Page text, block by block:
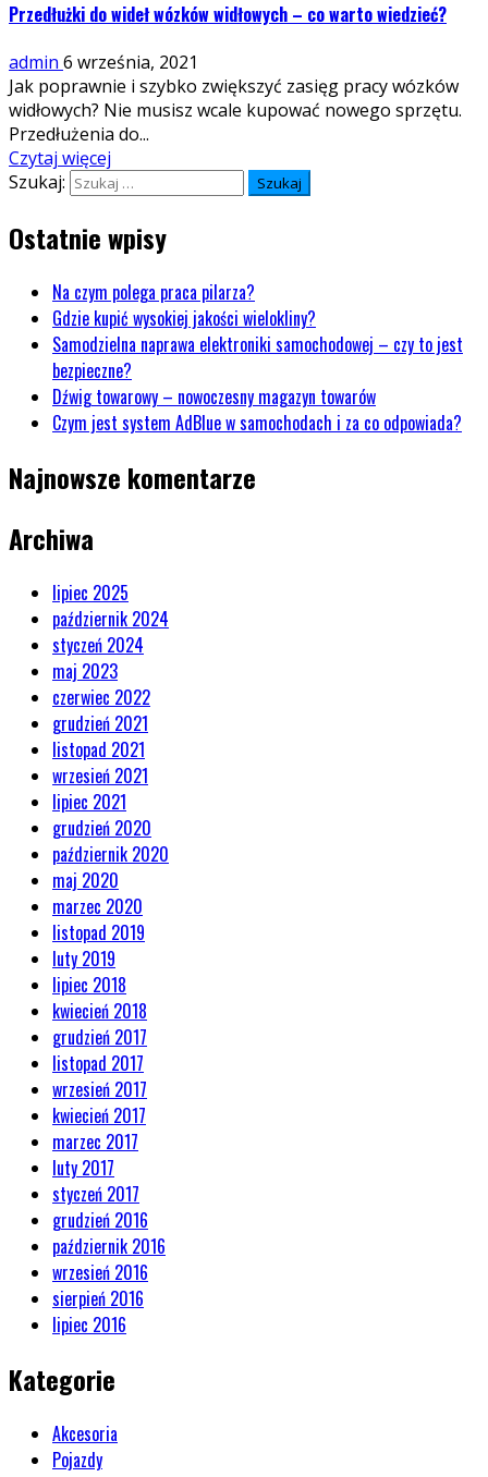
Przedłużki do wideł wózków widłowych – co warto wiedzieć?
admin 6 września, 2021
Jak poprawnie i szybko zwiększyć zasięg pracy wózków
widłowych? Nie musisz wcale kupować nowego sprzętu.
Przedłużenia do...
Czytaj więcej
Szukaj:
Ostatnie wpisy
Na czym polega praca pilarza?
Gdzie kupić wysokiej jakości wielokliny?
Samodzielna naprawa elektroniki samochodowej – czy to jest
bezpieczne?
Dźwig towarowy – nowoczesny magazyn towarów
Czym jest system AdBlue w samochodach i za co odpowiada?
Najnowsze komentarze
Archiwa
lipiec 2025
październik 2024
styczeń 2024
maj 2023
czerwiec 2022
grudzień 2021
listopad 2021
wrzesień 2021
lipiec 2021
grudzień 2020
październik 2020
maj 2020
marzec 2020
listopad 2019
luty 2019
lipiec 2018
kwiecień 2018
grudzień 2017
listopad 2017
wrzesień 2017
kwiecień 2017
marzec 2017
luty 2017
styczeń 2017
grudzień 2016
październik 2016
wrzesień 2016
sierpień 2016
lipiec 2016
Kategorie
Akcesoria
Pojazdy